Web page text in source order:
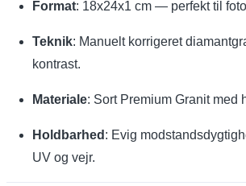
Format: 18x24x1 cm — perfekt til
Teknik: Manuelt korrigeret
kontrast.
Materiale: Sort Premium Granit med
Holdbarhed : Evig
UV og vejr.